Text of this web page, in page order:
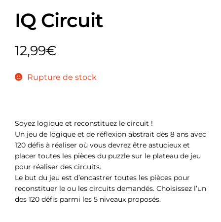
IQ Circuit
12,99€
Rupture de stock
Soyez logique et reconstituez le circuit !
Un jeu de logique et de réflexion abstrait dès 8 ans avec
120 défis à réaliser où vous devrez être astucieux et
placer toutes les pièces du puzzle sur le plateau de jeu
pour réaliser des circuits.
Le but du jeu est d’encastrer toutes les pièces pour
reconstituer le ou les circuits demandés. Choisissez l’un
des 120 défis parmi les 5 niveaux proposés.